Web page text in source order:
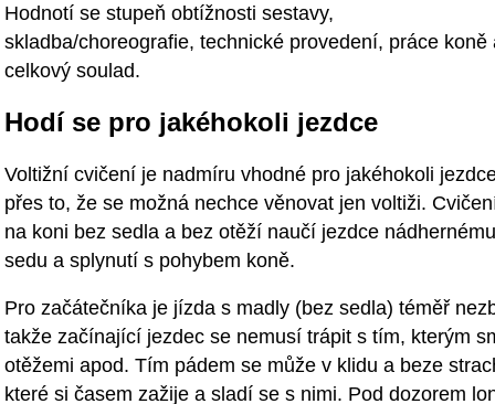
Hodnotí se stupeň obtížnosti sestavy,
skladba/choreografie, technické provedení, práce koně
celkový soulad.
Hodí se pro jakéhokoli jezdce
Voltižní cvičení je nadmíru vhodné pro jakéhokoli
přes to, že se možná nechce věnovat jen voltiži.
na koni bez sedla a bez otěží naučí jezdce nádhernému
sedu a splynutí s pohybem koně.
Pro začátečníka je jízda s madly (bez sedla) téměř
takže začínající jezdec se nemusí trápit s tím, kterým
otěžemi apod. Tím pádem se může v klidu a beze
které si časem zažije a sladí se s nimi. Pod dozorem